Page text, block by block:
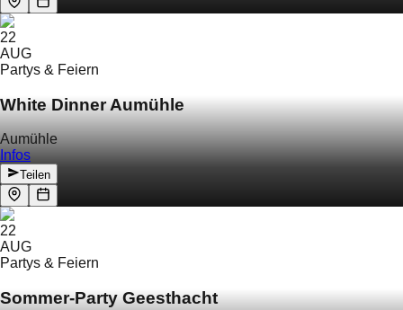
22
AUG
Partys & Feiern
White Dinner Aumühle
Aumühle
Infos
Teilen
22
AUG
Partys & Feiern
Sommer-Party Geesthacht